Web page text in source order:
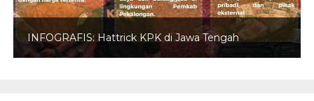
INFOGRAFIS: Hattrick KPK di Jawa Tengah